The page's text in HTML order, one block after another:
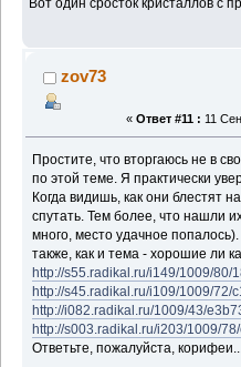
Вот один сросток кристаллов с
zov73
« Ответ #11 : 11
Простите, что вторгаюсь не в
по этой теме. Я практически
Когда видишь, как они блестят
спутать. Тем более, что нашли
много, место удачное
также, как и тема - хорошие ли
http://s55.radikal.ru/i149/1009/80/
http://s45.radikal.ru/i109/1009/72/
http://i082.radikal.ru/1009/43/
http://s003.radikal.ru/i203/1009/
Ответьте, пожалуйста,